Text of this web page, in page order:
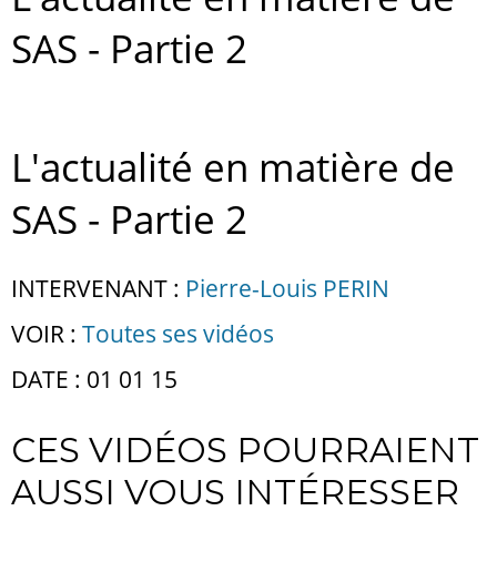
SAS - Partie 2
L'actualité en matière de
SAS - Partie 2
INTERVENANT : Pierre-Louis PERIN
VOIR : Toutes ses vidéos
DATE : 01 01 15
CES VIDÉOS POURRAIENT
AUSSI VOUS INTÉRESSER